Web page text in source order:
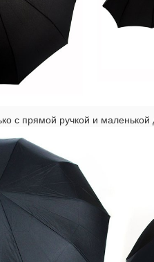
с прямой ручкой и